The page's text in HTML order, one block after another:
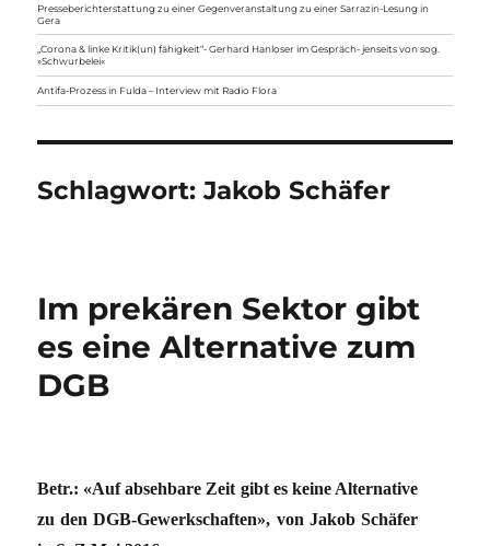
Presseberichterstattung zu einer Gegenveranstaltung zu einer Sarrazin-Lesung in
Gera
„Corona & linke Kritik(un) fähigkeit“- Gerhard Hanloser im Gespräch- jenseits von sog.
»Schwurbelei«
Antifa-Prozess in Fulda – Interview mit Radio Flora
Schlagwort:Jakob Schäfer
Im prekären Sektor gibt
es eine Alternative zum
DGB
Betr.: «Auf absehbare Zeit gibt es keine Alternative
zu den DGB-Gewerkschaften», von Jakob Schäfer